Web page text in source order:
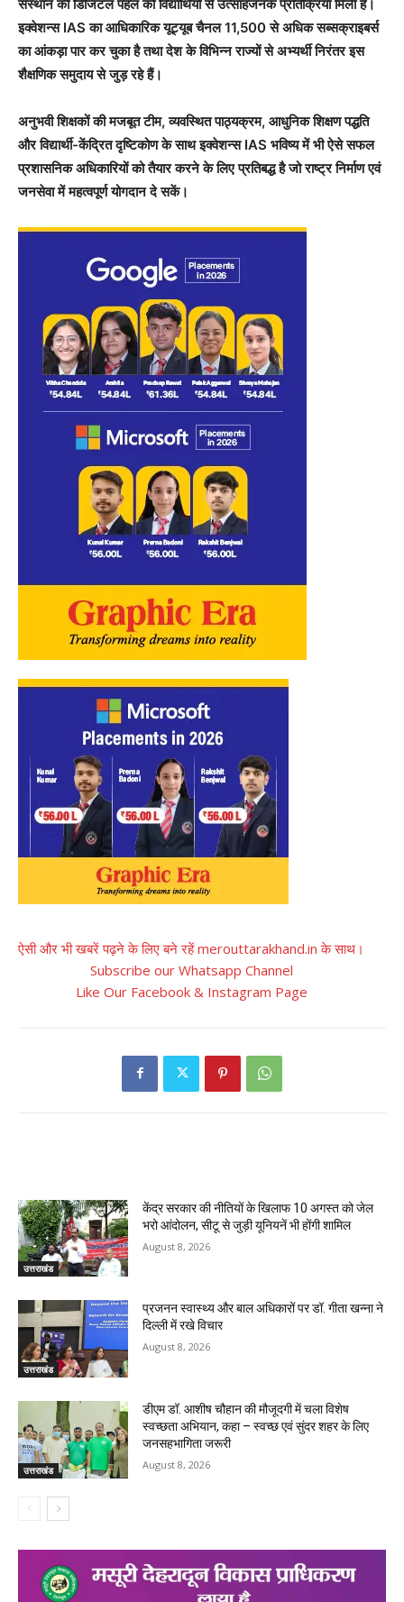
संस्थान की डिजिटल पहल को विद्यार्थियों से उत्साहजनक प्रतिक्रिया मिली है।
इक्वेशन्स IAS का आधिकारिक यूट्यूब चैनल 11,500 से अधिक सब्सक्राइबर्स
का आंकड़ा पार कर चुका है तथा देश के विभिन्न राज्यों से अभ्यर्थी निरंतर इस
शैक्षणिक समुदाय से जुड़ रहे हैं।
अनुभवी शिक्षकों की मजबूत टीम, व्यवस्थित पाठ्यक्रम, आधुनिक शिक्षण पद्धति
और विद्यार्थी-केंद्रित दृष्टिकोण के साथ इक्वेशन्स IAS भविष्य में भी ऐसे सफल
प्रशासनिक अधिकारियों को तैयार करने के लिए प्रतिबद्ध है जो राष्ट्र निर्माण एवं
जनसेवा में महत्वपूर्ण योगदान दे सकें।
ऐसी और भी खबरें पढ़ने के लिए बने रहें merouttarakhand.in के साथ।
Subscribe our Whatsapp Channel
Like Our Facebook & Instagram Page
उत्तराखंड
केंद्र सरकार की नीतियों के खिलाफ 10 अगस्त को जेल
भरो आंदोलन, सीटू से जुड़ी यूनियनें भी होंगी शामिल
August 8, 2026
उत्तराखंड
प्रजनन स्वास्थ्य और बाल अधिकारों पर डॉ. गीता खन्ना ने
दिल्ली में रखे विचार
August 8, 2026
उत्तराखंड
डीएम डॉ. आशीष चौहान की मौजूदगी में चला विशेष
स्वच्छता अभियान, कहा – स्वच्छ एवं सुंदर शहर के लिए
जनसहभागिता जरूरी
August 8, 2026